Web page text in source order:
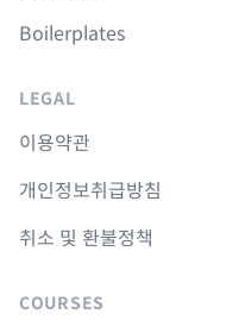
Boilerplates
LEGAL
이용약관
개인정보취급방침
취소 및 환불정책
COURSES